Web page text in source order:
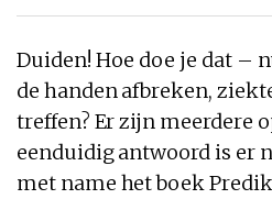
Duiden! Hoe doe je dat –
de handen afbreken,
treffen? Er zijn meerdere
eenduidig antwoord is er
met name het boek